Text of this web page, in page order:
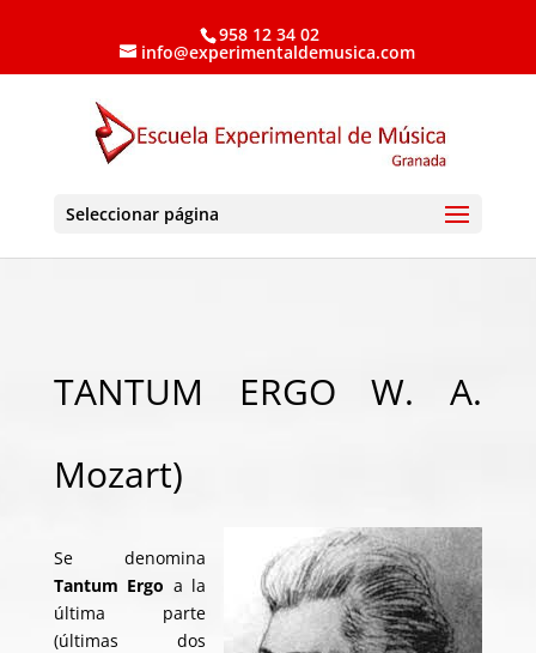
958 12 34 02
info@experimentaldemusica.com
Seleccionar página
TANTUM ERGO W. A.
Mozart)
Se denomina
Tantum Ergo a la
última parte
(últimas dos